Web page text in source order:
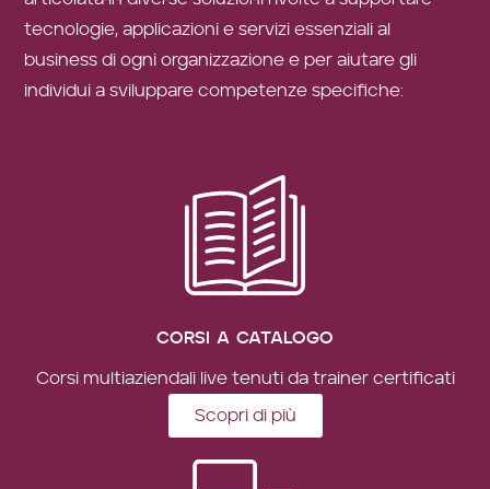
tecnologie, applicazioni e servizi essenziali al
business di ogni organizzazione e per aiutare gli
individui a sviluppare competenze specifiche:
CORSI A CATALOGO
Corsi multiaziendali live tenuti da trainer certificati
Scopri di più